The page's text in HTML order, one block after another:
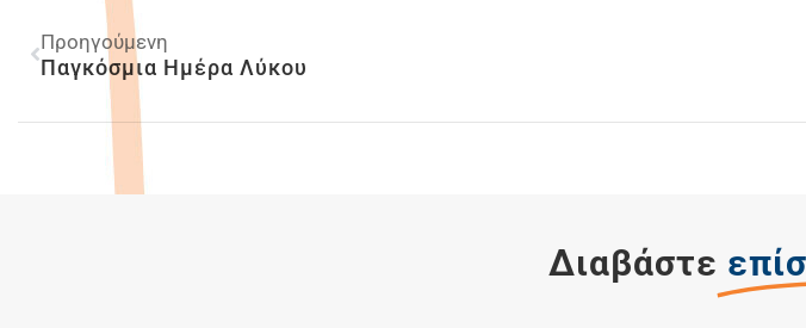
Προηγούμενη
Παγκόσμια Ημέρα Λύκου
Διαβάστε